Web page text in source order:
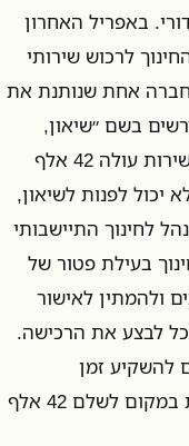
באפריל האחרון
לרכוש שירותי
חברה אחת שנותנת את
בשם ״שיאון,
חברה ישראלית להזרעה מלאכותית״. השירות עולה 42 אלף
יכול לפנות לשיאון,
לחינוך התיישבותי
בעילת פטור של
ולהמתין לאישור
לבצע את הרכישה.
להשקיע זמן
בפרוצדורה שכרוכה בהשגת הפטור, זאת במקום לשלם 42 אלף